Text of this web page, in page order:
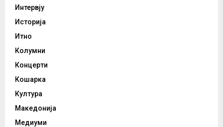
Интервју
Историја
Итно
Колумни
Концерти
Кошарка
Култура
Македонија
Медиуми